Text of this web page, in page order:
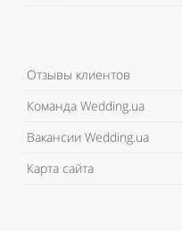
Отзывы клиентов
Команда Wedding.ua
Вакансии Wedding.ua
Карта сайта